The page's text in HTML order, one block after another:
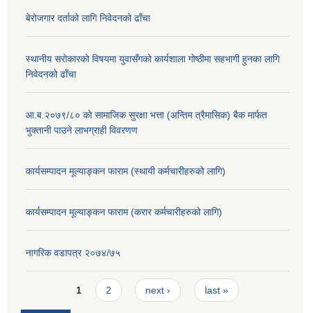
बेरोजगार दर्ताको लागि निवेदनको ढाँचा
स्थानीय सरोकारको विषयमा युवासँगको कार्यशाला गोष्ठीमा सहभागी हुनका लागि
निवेदनको ढाँचा
आ.ब.२०७९/८० काे सामाजिक सुरक्षा भत्ता (अन्तिम त्रैमासिक) बैक मार्फत
भुक्तानी पाउने लाभग्राही विवरणण
कार्यसम्पादन मूल्याङ्कन फाराम (स्थायी कर्मचारीहरुको लागि)
कार्यसम्पादन मूल्याङ्कन फाराम (करार कर्मचारीहरुको लागि)
नागरिक वडापत्र २०७४/७५
Pages1 2 next › last »